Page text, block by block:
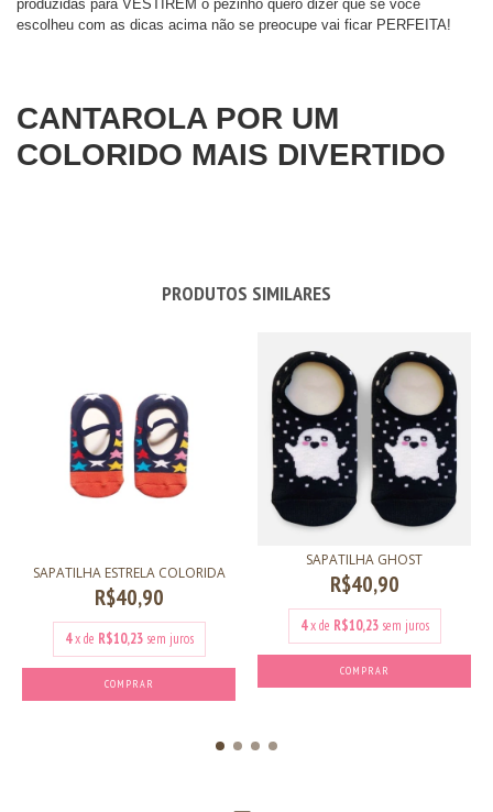
produzidas para VESTIREM o pezinho quero dizer que se você
escolheu com as dicas acima não se preocupe vai ficar PERFEITA!
CANTAROLA POR UM
COLORIDO MAIS DIVERTIDO
PRODUTOS SIMILARES
SAPATILHA ESTRELA COLORIDA
R$40,90
4 x de R$10,23 sem juros
COMPRAR
SAPATILHA GHOST
R$40,90
4 x de R$10,23 sem juros
COMPRAR